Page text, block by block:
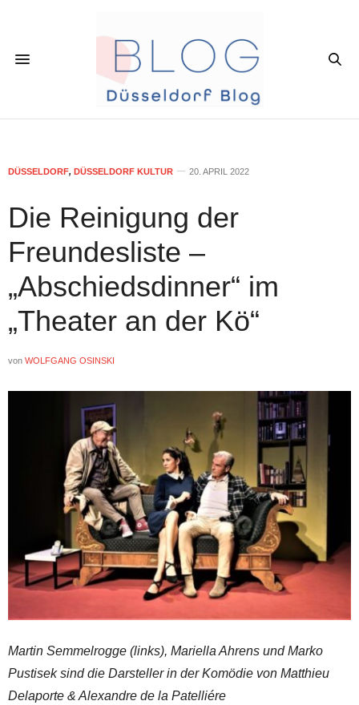
DÜSSELDORF, DÜSSELDORF KULTUR 20. APRIL 2022
Die Reinigung der
Freundesliste –
„Abschiedsdinner“ im
„Theater an der Kö“
von WOLFGANG OSINSKI
Martin Semmelrogge (links), Mariella Ahrens und Marko
Pustisek sind die Darsteller in der Komödie von Matthieu
Delaporte & Alexandre de la Patelliére